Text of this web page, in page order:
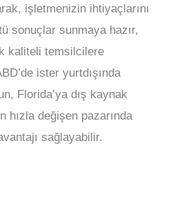
işletmenizin ihtiyaçlarını
sonuçlar sunmaya hazır,
kaliteli temsilcilere
ister yurtdışında
Florida’ya dış kaynak
hızla değişen pazarında
sağlayabilir.